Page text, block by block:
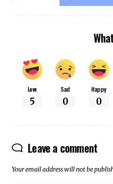
Love
5
Sad
0
Happy
0
Leave a comment
Your email address will not be